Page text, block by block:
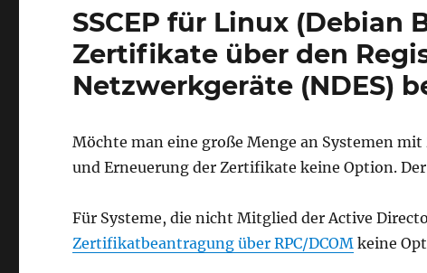
does
not
match
that
of
Certificate!
SSCEP für Linux
Zertifikate über den
Netzwerkgeräte (NDES)
Möchte man eine große Menge an Systemen
und Erneuerung der Zertifikate keine Option.
Für Systeme, die nicht Mitglied der Active
Zertifikatbeantragung über RPC/DCOM keine